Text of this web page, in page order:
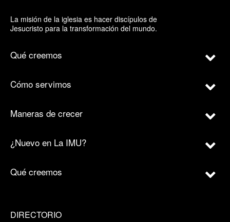
La misión de la iglesia es hacer discípulos de
Jesucristo para la transformación del mundo.
Qué creemos
Cómo servimos
Maneras de crecer
¿Nuevo en La IMU?
Qué creemos
DIRECTORIO